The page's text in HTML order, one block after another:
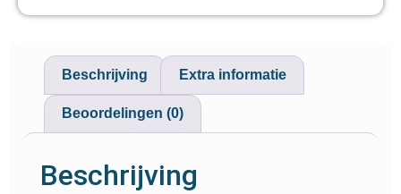
Beschrijving Extra informatie
Beoordelingen (0)
Beschrijving